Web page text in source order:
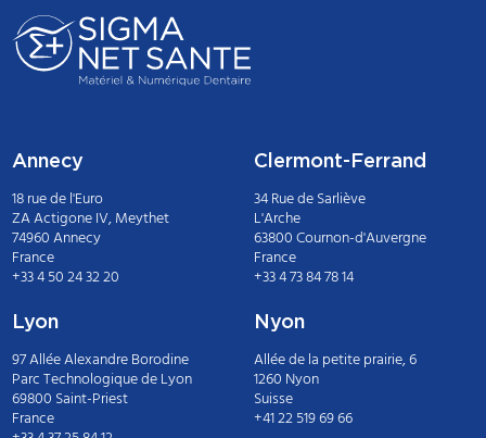
Annecy
18 rue de l'Euro
ZA Actigone IV, Meythet
74960 Annecy
France
+33 4 50 24 32 20
Clermont-Ferrand
34 Rue de Sarliève
L'Arche
63800 Cournon-d'Auvergne
France
+33 4 73 84 78 14
Lyon
97 Allée Alexandre Borodine
Parc Technologique de Lyon
69800 Saint-Priest
France
Nyon
Allée de la petite prairie, 6
1260 Nyon
Suisse
+41 22 519 69 66